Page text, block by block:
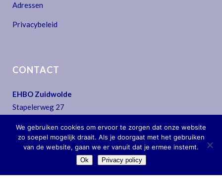
Adressen
Privacybeleid
CONTACT
EHBO Zuidwolde
Stapelerweg 27
T:0522 - 44 30 07
secretariaat@ehbo-zuidwolde.nl
We gebruiken cookies om ervoor te zorgen dat onze website
zo soepel mogelijk draait. Als je doorgaat met het gebruiken
van de website, gaan we er vanuit dat je ermee instemt.
Ok Privacy policy